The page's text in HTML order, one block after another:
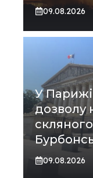
09.08.2026
У
дозволу
09.08.2026